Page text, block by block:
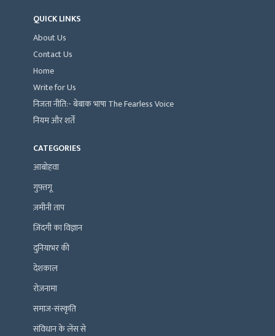
QUICK LINKS
About Us
Contact Us
Home
Write for Us
निजता नीति:- बेबाक भाषा The Fearless Voice
नियम और शर्तें
CATEGORIES
आबोहवा
गुफ़्तगू
ज़मीनी ताप
ज़िंदगी का विज्ञान
दुनियाभर की
देशकाल
रोज़नामा
समाज-संस्कृति
संविधान के लेंस से